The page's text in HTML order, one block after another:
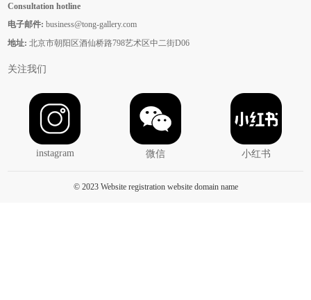
Consultation hotline
电子邮件: business@tong-gallery.com
地址: 北京市朝阳区酒仙桥路798艺术区中二街D06
关注我们
instagram 微信 小红书
© 2023 Website registration website domain name